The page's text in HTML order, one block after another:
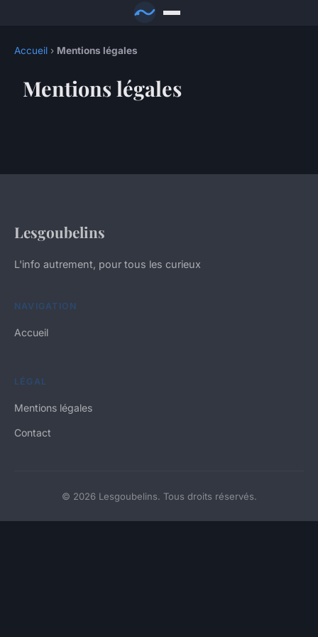
Accueil › Mentions légales
Mentions légales
Lesgoubelins
L'info autrement, pour tous les curieux
NAVIGATION
Accueil
LÉGAL
Mentions légales
Contact
© 2026 Lesgoubelins. Tous droits réservés.